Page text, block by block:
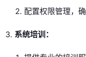
配置权限管理，确
系统培训：